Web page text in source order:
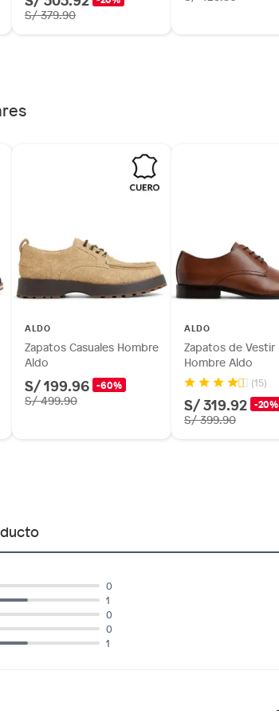
S/ 379.90
ALDO
Zapatos Casuales Hombre
Aldo
S/ 199.96 -60%
S/ 499.90
ALDO
Zapatos de Vestir
Hombre Aldo
(15)
S/ 319.92 -20%
S/ 399.90
1
0
0
1
0